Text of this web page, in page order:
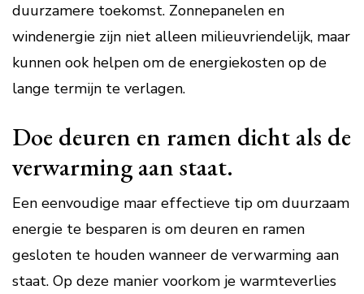
duurzamere toekomst. Zonnepanelen en
windenergie zijn niet alleen milieuvriendelijk, maar
kunnen ook helpen om de energiekosten op de
lange termijn te verlagen.
Doe deuren en ramen dicht als de
verwarming aan staat.
Een eenvoudige maar effectieve tip om duurzaam
energie te besparen is om deuren en ramen
gesloten te houden wanneer de verwarming aan
staat. Op deze manier voorkom je warmteverlies